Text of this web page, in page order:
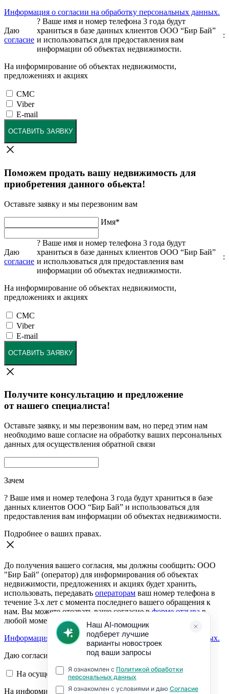
Информация о согласии на обработку персональных данных.
Даю
согласие
? Ваше имя и номер телефона 3 года будут
храниться в базе данных клиентов ООО “Бир Бай”
и использоваться для предоставления вам
информации об объектах недвижимости.
:
На информирование об объектах недвижимости,
предложениях и акциях
СМС
Viber
E-mail
ОСТАВИТЬ ЗАЯВКУ
Поможем продать вашу недвижимость для
приобретения данного обьекта!
Оставьте заявку и мы перезвоним вам
Имя*
Даю
согласие
? Ваше имя и номер телефона 3 года будут
храниться в базе данных клиентов ООО “Бир Бай”
и использоваться для предоставления вам
информации об объектах недвижимости.
:
На информирование об объектах недвижимости,
предложениях и акциях
СМС
Viber
E-mail
ОСТАВИТЬ ЗАЯВКУ
Получите консультацию и предложение
от нашего специалиста!
Оставьте заявку, и мы перезвоним вам, но перед этим нам
необходимо ваше согласие на обработку ваших персональных
данных для осуществления обратной связи
Зачем
? Ваше имя и номер телефона 3 года будут храниться в базе
данных клиентов ООО “Бир Бай” и использоваться для
предоставления вам информации об объектах недвижимости.
Подробнее о ваших правах.
До получения вашего согласия, мы должны сообщить: ООО
"Бир Бай" (оператор) для информирования об объектах
недвижимости, предложениях и акциях будет хранить,
использовать, передавать операторам ваш номер телефона в
течение 3-х лет с момента последнего вашего обращения к
нам. Вы можете отозвать ваше согласие вформе отзывав
любой момент.
Информация о согласии на обработку персональных данных.
Даю согласие:
На осуществление обратной связи
На информирование об объектах недвижимости,